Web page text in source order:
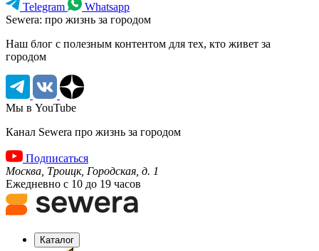
Telegram
Whatsapp
Sewera: про жизнь за городом
Наш блог c полезным контентом для тех, кто живет за
городом
Мы в YouTube
Канал Sewera про жизнь за городом
Подписаться
Москва, Троицк, Городская, д. 1
Ежедневно с 10 до 19 часов
Каталог